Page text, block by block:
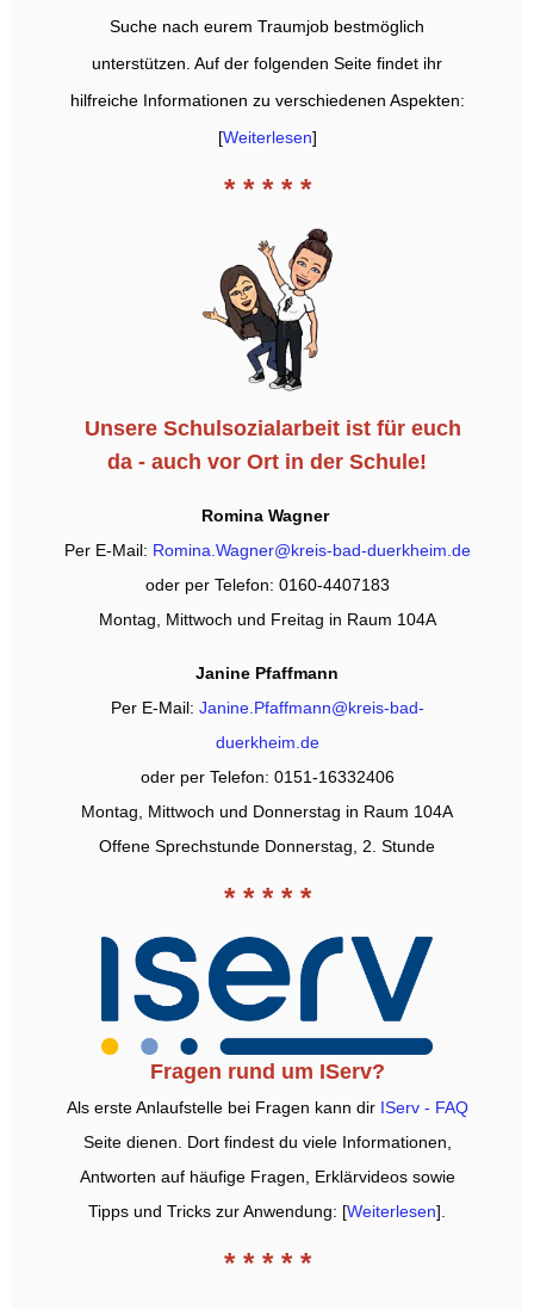
Suche nach eurem Traumjob bestmöglich
unterstützen. Auf der folgenden Seite findet ihr
hilfreiche Informationen zu verschiedenen Aspekten:
[Weiterlesen]
* * * * *
Unsere Schulsozialarbeit ist für euch
da - auch vor Ort in der Schule!
Romina Wagner
Per E-Mail: Romina.Wagner@kreis-bad-duerkheim.de
oder per Telefon: 0160-4407183
Montag, Mittwoch und Freitag in Raum 104A
Janine Pfaffmann
Per E-Mail: Janine.Pfaffmann@kreis-bad-
duerkheim.de
oder per Telefon: 0151-16332406
Montag, Mittwoch und Donnerstag in Raum 104A
Offene Sprechstunde Donnerstag, 2. Stunde
* * * * *
Fragen rund um IServ?
Als erste Anlaufstelle bei Fragen kann dir IServ - FAQ
Seite dienen. Dort findest du viele Informationen,
Antworten auf häufige Fragen, Erklärvideos sowie
Tipps und Tricks zur Anwendung: [Weiterlesen].
* * * * *